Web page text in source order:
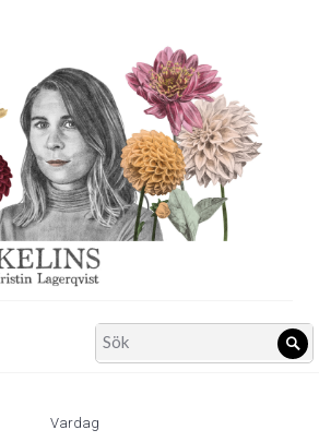
Search
for:
Vardag